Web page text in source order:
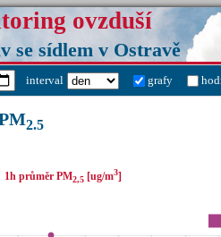
ovzduší
se sídlem v Ostravě
interval grafy
2.5
1h průměr PM2,5 [ug/m3]